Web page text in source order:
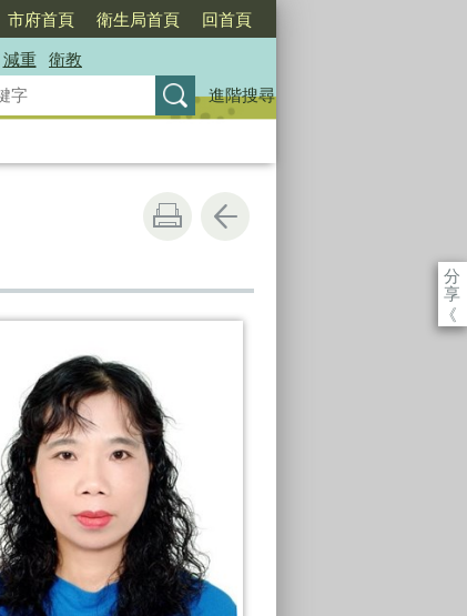
市府首頁 衛生局首頁 回首頁
減重
衛教
進階搜尋
分
享
《